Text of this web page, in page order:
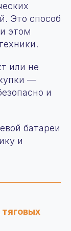
Это способ
этом
или не
—
и
батареи
и